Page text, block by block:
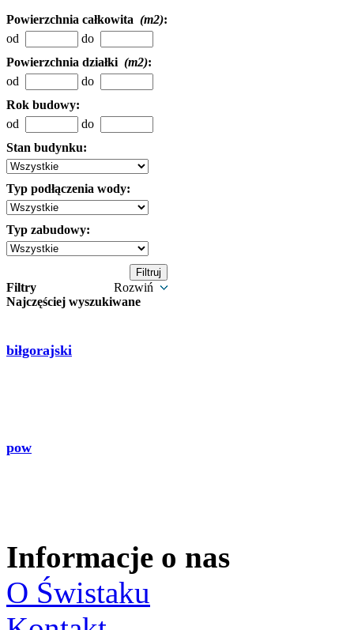
Powierzchnia całkowita (m2):
od
do
Powierzchnia działki (m2):
od
do
Rok budowy:
od
do
Stan budynku:
Typ podłączenia wody:
Typ zabudowy:
Filtry
Rozwiń
Najczęściej wyszukiwane
biłgorajski
pow
Informacje o nas
O Świstaku